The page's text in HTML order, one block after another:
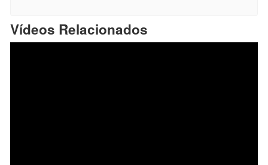
Vídeos Relacionados